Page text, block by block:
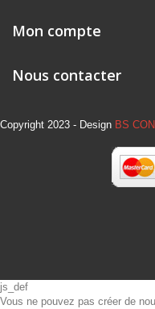
Mon compte
Nous contacter
Copyright 2023 - Design BS
js_def
Vous ne pouvez pas créer de